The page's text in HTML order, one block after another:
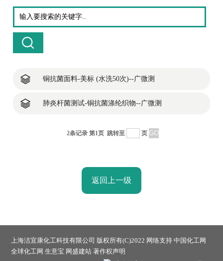
铜抗菌面料-美标 (水洗50次)--广微测
肺炎杆菌测试-铜抗菌涤纶织物--广微测
2条记录 第1页 跳转至 页
返回上一级
上海洁宜康化工科技有限公司 版权所有(C)2022 网络支持中国化工网
全球化工网 生意宝 网盛建站 著作权声明